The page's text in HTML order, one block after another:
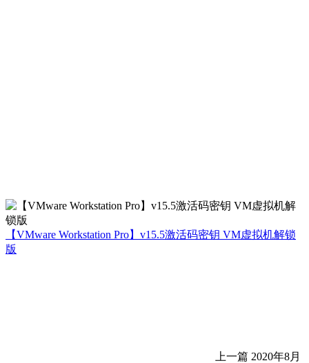
【VMware Workstation Pro】v15.5激活码密钥 VM虚拟机解锁
版
上一篇 2020年8月